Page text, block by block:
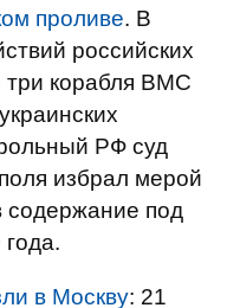
проливе. В
российских
три корабля ВМС
РФ суд
избрал мерой
содержание под
в Москву: 21